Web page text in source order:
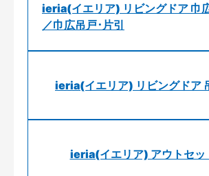
ieria(イエリア) リビングドア 巾
／巾広吊戸･片引
ieria(イエリア) リビングドア
ieria(イエリア) アウトセッ